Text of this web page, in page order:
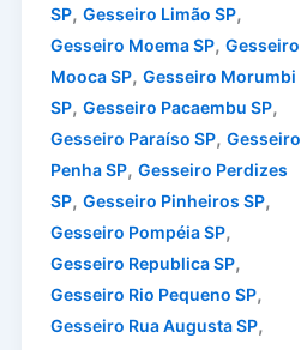
SP,Gesseiro Limão SP,
Gesseiro Moema SP,Gesseiro
Mooca SP,Gesseiro Morumbi
SP,Gesseiro Pacaembu SP,
Gesseiro Paraíso SP,Gesseiro
Penha SP,Gesseiro Perdizes
SP,Gesseiro Pinheiros SP,
Gesseiro Pompéia SP,
Gesseiro Republica SP,
Gesseiro Rio Pequeno SP,
Gesseiro Rua Augusta SP,